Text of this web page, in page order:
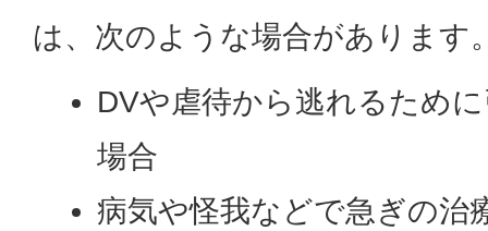
は、次のような場合があります
DVや虐待から逃れるため
場合
病気や怪我などで急ぎの治